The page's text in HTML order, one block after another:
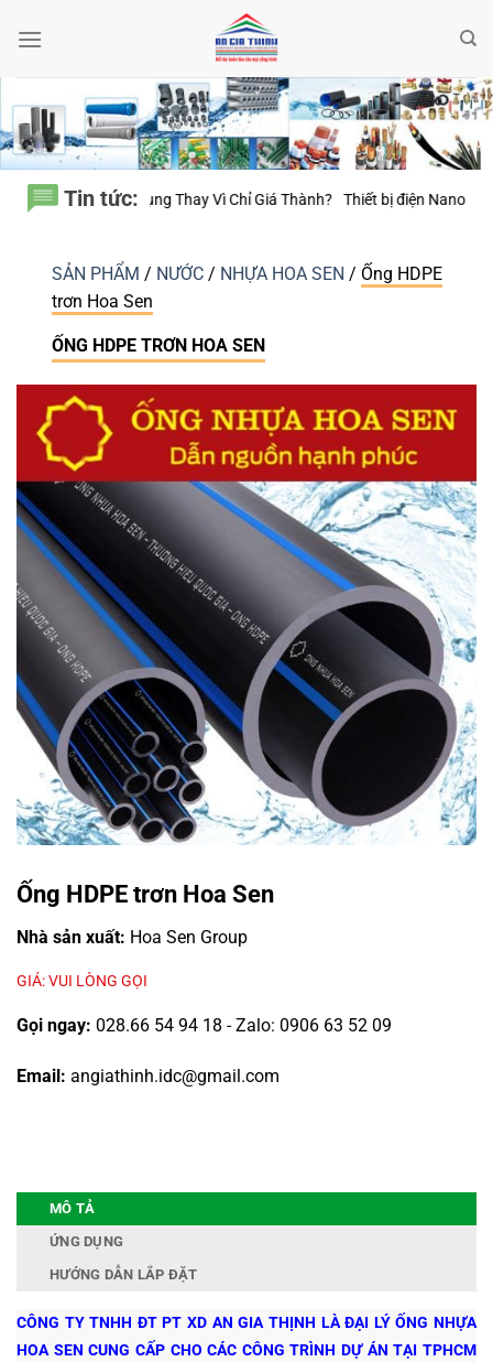
qua
Tin tức:
Chỉ Giá Thành? Thiết bị điện Nanoco – Vì sao những công trình bền
SẢN PHẨM / NƯỚC / NHỰA HOA SEN / Ống HDPE
trơn Hoa Sen
ỐNG HDPE TRƠN HOA SEN
Ống HDPE trơn Hoa Sen
Nhà sản xuất: Hoa Sen Group
GIÁ: VUI LÒNG GỌI
Gọi ngay: 028.66 54 94 18 - Zalo: 0906 63 52 09
Email: angiathinh.idc@gmail.com
MÔ TẢ
ỨNG DỤNG
HƯỚNG DẪN LẮP ĐẶT
CÔNG TY TNHH ĐT PT XD AN GIA THỊNH LÀ ĐẠI LÝ ỐNG NHỰA
HOA SEN CUNG CẤP CHO CÁC CÔNG TRÌNH DỰ ÁN TẠI TPHCM